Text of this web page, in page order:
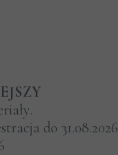
do 31.08.2026